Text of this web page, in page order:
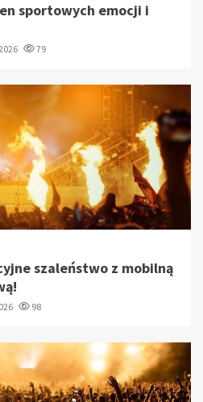
sportowych emocji i
79
szaleństwo z mobilną
98